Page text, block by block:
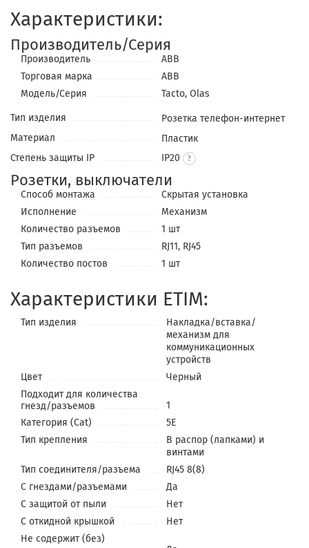
Характеристики:
Производитель/Серия
Производитель
ABB
Торговая марка
ABB
Модель/Серия
Tacto, Olas
Тип изделия
Розетка телефон-интернет
Материал
Пластик
Степень защиты IP
IP20
Розетки, выключатели
Способ монтажа
Скрытая установка
Исполнение
Механизм
Количество разъемов
1 шт
Тип разъемов
RJ11, RJ45
Количество постов
1 шт
Характеристики ETIM:
Тип изделия
Накладка/вставка/
механизм для
коммуникационных
устройств
Цвет
Черный
Подходит для количества
гнезд/разъемов
1
Категория (Cat)
5E
Тип крепления
В распор (лапками) и
винтами
Тип соединителя/разъема
RJ45 8(8)
С гнездами/разъемами
Да
С защитой от пыли
Нет
С откидной крышкой
Нет
Не содержит (без)